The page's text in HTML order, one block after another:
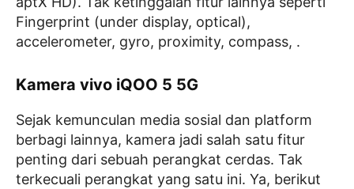
Fingerprint (under display, optical),
accelerometer, gyro, proximity, compass, .
Kamera vivo iQOO 5 5G
Sejak kemunculan media sosial dan platform
berbagi lainnya, kamera jadi salah satu fitur
penting dari sebuah perangkat cerdas. Tak
terkecuali perangkat yang satu ini. Ya, berikut